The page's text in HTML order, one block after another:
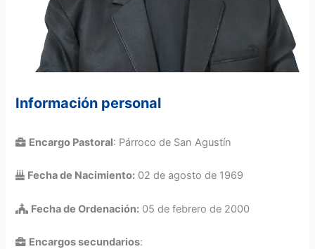
Información personal
Encargo Pastoral: Párroco de San Agustín
Fecha de Nacimiento: 02 de agosto de 1969
Fecha de Ordenación: 05 de febrero de 2000
Encargos secundarios: